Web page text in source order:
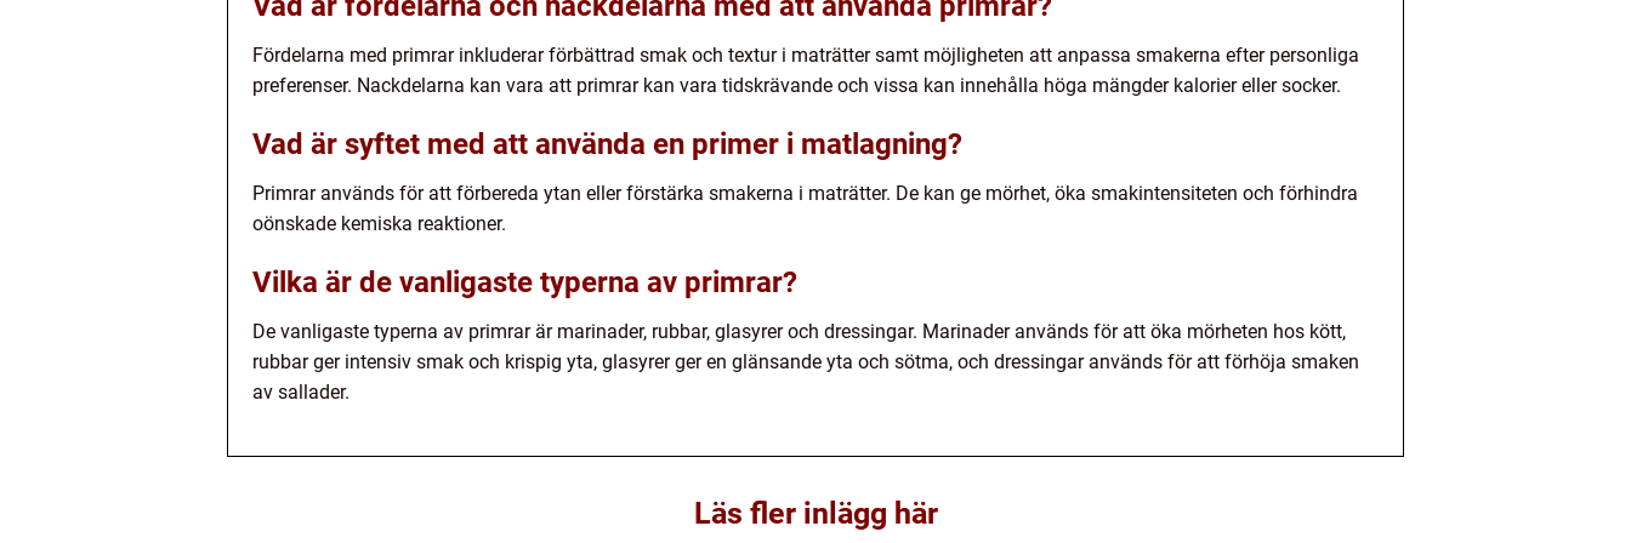
Fördelarna med primrar inkluderar förbättrad smak och textur i maträtter samt möjligheten att anpassa smakerna efter personliga
preferenser. Nackdelarna kan vara att primrar kan vara tidskrävande och vissa kan innehålla höga mängder kalorier eller socker.
Vad är syftet med att använda en primer i matlagning?
Primrar används för att förbereda ytan eller förstärka smakerna i maträtter. De kan ge mörhet, öka smakintensiteten och förhindra
oönskade kemiska reaktioner.
Vilka är de vanligaste typerna av primrar?
De vanligaste typerna av primrar är marinader, rubbar, glasyrer och dressingar. Marinader används för att öka mörheten hos kött,
rubbar ger intensiv smak och krispig yta, glasyrer ger en glänsande yta och sötma, och dressingar används för att förhöja smaken
av sallader.
Läs fler inlägg här